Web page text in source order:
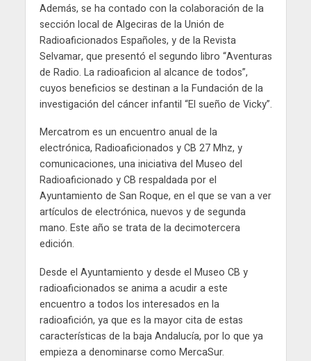
Además, se ha contado con la colaboración de la
sección local de Algeciras de la Unión de
Radioaficionados Españoles, y de la Revista
Selvamar, que presentó el segundo libro “Aventuras
de Radio. La radioaficion al alcance de todos”,
cuyos beneficios se destinan a la Fundación de la
investigación del cáncer infantil “El sueño de Vicky”.
Mercatrom es un encuentro anual de la
electrónica, Radioaficionados y CB 27 Mhz, y
comunicaciones, una iniciativa del Museo del
Radioaficionado y CB respaldada por el
Ayuntamiento de San Roque, en el que se van a ver
artículos de electrónica, nuevos y de segunda
mano. Este año se trata de la decimotercera
edición.
Desde el Ayuntamiento y desde el Museo CB y
radioaficionados se anima a acudir a este
encuentro a todos los interesados en la
radioafición, ya que es la mayor cita de estas
características de la baja Andalucía, por lo que ya
empieza a denominarse como MercaSur.